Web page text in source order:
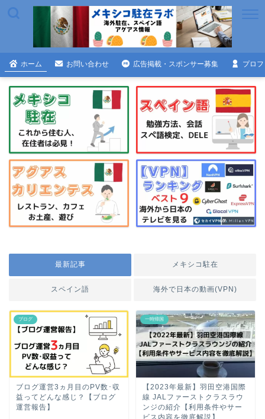
ホーム お問い合わせ 広告掲載・スポンサー募集 プロ
最新記事 メキシコ駐在
スペイン語 海外で日本の動画(VPN)
ブログ
ブログ運営3ヵ月目のPV数･収
益ってどんな感じ？【ブログ
運営報告】
一時帰国
【2023年最新】羽田空港国際
線 JALファーストクラスラウ
ンジの紹介【利用条件やサー